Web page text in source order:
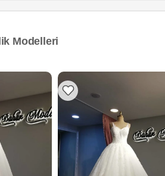
Modelleri